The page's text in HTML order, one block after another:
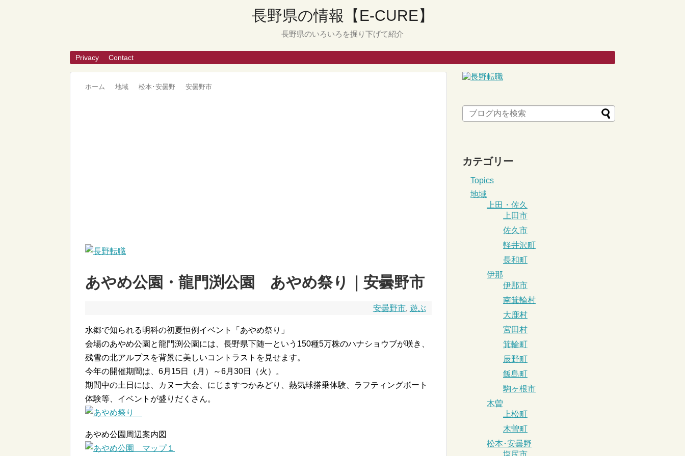
長野県の情報【E-CURE】
長野県のいろいろを掘り下げて紹介
Privacy Contact
ホーム 地域 松本･安曇野 安曇野市
あやめ公園・龍門渕公園 あやめ祭り｜安曇野市
安曇野市, 遊ぶ
水郷で知られる明科の初夏恒例イベント「あやめ祭り」
会場のあやめ公園と龍門渕公園には、長野県下随一という150種5万株のハナショウブが咲き、
残雪の北アルプスを背景に美しいコントラストを見せます。
今年の開催期間は、6月15日（月）～6月30日（火）。
期間中の土日には、カヌー大会、にじますつかみどり、熱気球搭乗体験、ラフティングボート
体験等、イベントが盛りだくさん。
あやめ公園周辺案内図
カテゴリー
Topics
地域
上田・佐久
上田市
佐久市
軽井沢町
長和町
伊那
伊那市
南箕輪村
大鹿村
宮田村
箕輪町
辰野町
飯島町
駒ヶ根市
木曽
上松町
木曽町
松本･安曇野